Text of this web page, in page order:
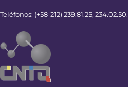
Teléfonos: (+58-212) 239.81.25, 234.02.50.